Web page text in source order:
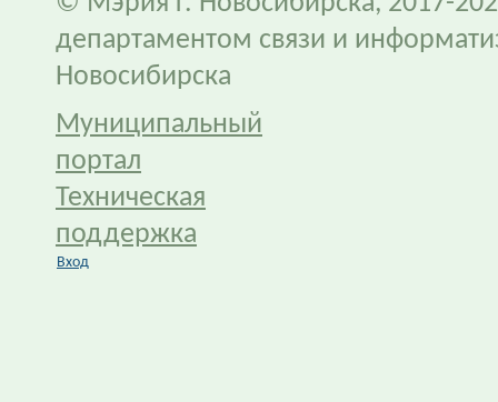
департаментом связи и
Новосибирска
Муниципальный
портал
Техническая
поддержка
Вход